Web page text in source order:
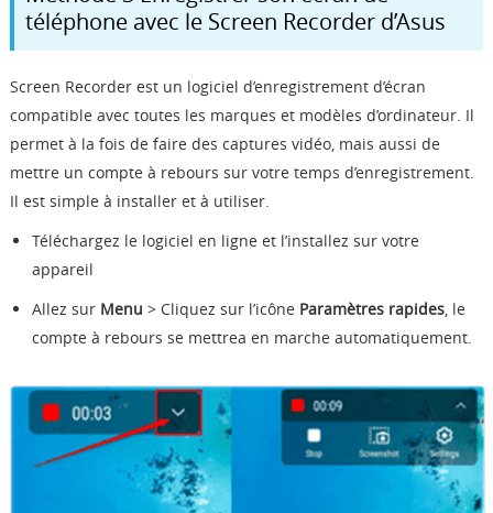
téléphone avec le Screen Recorder d’Asus
Screen Recorder est un logiciel d’enregistrement d’écran
compatible avec toutes les marques et modèles d’ordinateur. Il
permet à la fois de faire des captures vidéo, mais aussi de
mettre un compte à rebours sur votre temps d’enregistrement.
Il est simple à installer et à utiliser.
Téléchargez le logiciel en ligne et l’installez sur votre
appareil
Allez sur Menu > Cliquez sur l’icône Paramètres rapides, le
compte à rebours se mettrea en marche automatiquement.